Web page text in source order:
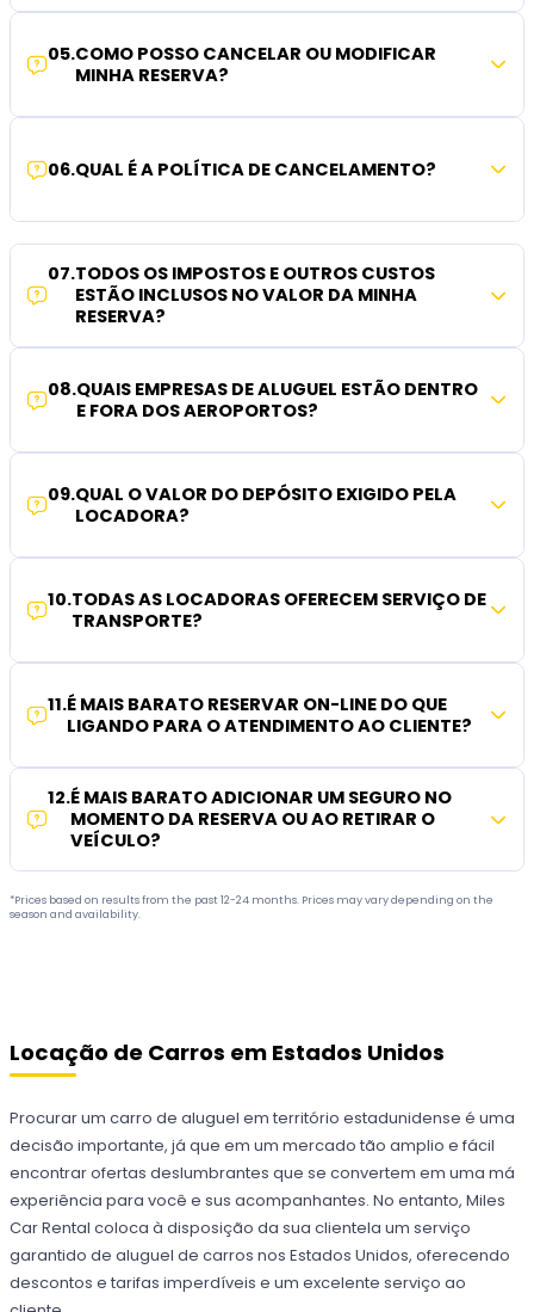
05.COMO POSSO CANCELAR OU MODIFICAR
MINHA RESERVA?
06.QUAL É A POLÍTICA DE CANCELAMENTO?
07.TODOS OS IMPOSTOS E OUTROS CUSTOS
ESTÃO INCLUSOS NO VALOR DA MINHA
RESERVA?
08.QUAIS EMPRESAS DE ALUGUEL ESTÃO DENTRO
E FORA DOS AEROPORTOS?
09.QUAL O VALOR DO DEPÓSITO EXIGIDO PELA
LOCADORA?
10.TODAS AS LOCADORAS OFERECEM SERVIÇO DE
TRANSPORTE?
11.É MAIS BARATO RESERVAR ON-LINE DO QUE
LIGANDO PARA O ATENDIMENTO AO CLIENTE?
12.É MAIS BARATO ADICIONAR UM SEGURO NO
MOMENTO DA RESERVA OU AO RETIRAR O
VEÍCULO?
*Prices based on results from the past 12-24 months. Prices may vary depending on the
season and availability.
Locação de Carros em Estados Unidos
Procurar um carro de aluguel em território estadunidense é uma
decisão importante, já que em um mercado tão amplio e fácil
encontrar ofertas deslumbrantes que se convertem em uma má
experiência para você e sus acompanhantes. No entanto, Miles
Car Rental coloca à disposição da sua clientela um serviço
garantido de aluguel de carros nos Estados Unidos, oferecendo
descontos e tarifas imperdíveis e um excelente serviço ao